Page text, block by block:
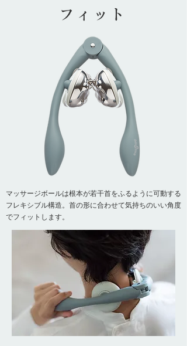
フィット
マッサージボールは根本が若干首をふるように可動する
フレキシブル構造。首の形に合わせて気持ちのいい角度
でフィットします。